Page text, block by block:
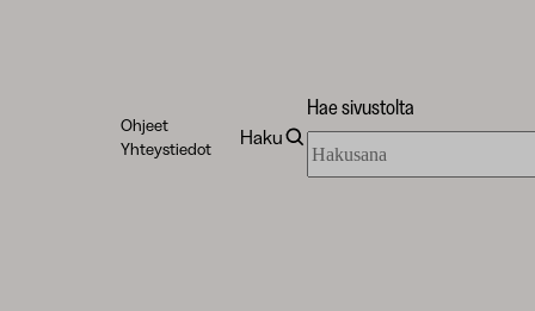
Ohjeet
Yhteystiedot
Haku
Hae sivustolta
sivustolta